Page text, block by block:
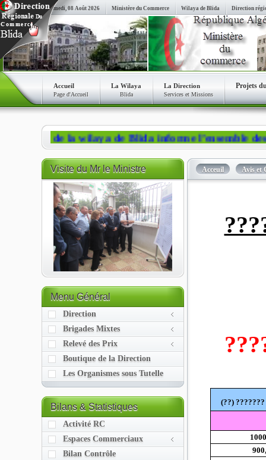
Samedi, 08 Août 2026 Ministère du Commerce Wilaya de Blida Direction
Accueil
Page d'Accueil
La Wilaya
Blida
La Direction
Services et Missions
Projets
de la wilaya de Blida informe l’ensemble des
Acceuil Avis et
???? ?????
Visitedu Mr le Ministre
MenuGénéral
Direction
Brigades Mixtes
Relevé des Prix
Boutique de la Direction
Les Organismes sous Tutelle
Bilans& Statistiques
Activité RC
Espaces Commerciaux
Bilan Contrôle